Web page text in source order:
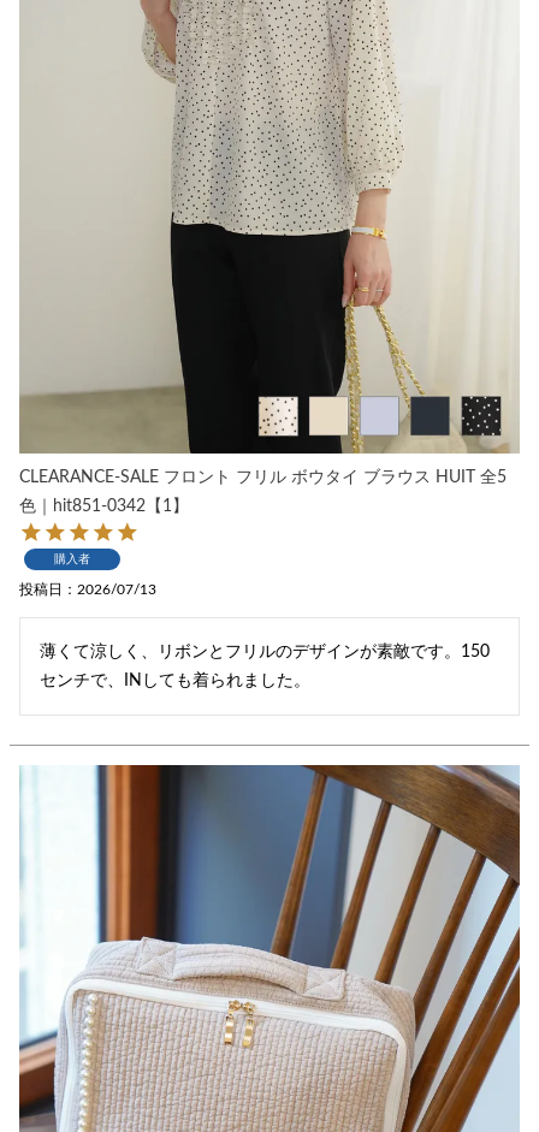
CLEARANCE-SALE フロント フリル ボウタイ ブラウス HUIT 全5
色｜hit851-0342【1】
購入者
投稿日 2026/07/13
薄くて涼しく、リボンとフリルのデザインが素敵です。150
センチで、INしても着られました。